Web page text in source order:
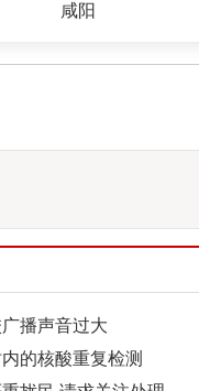
咸阳
播声音过大
的核酸重复检测